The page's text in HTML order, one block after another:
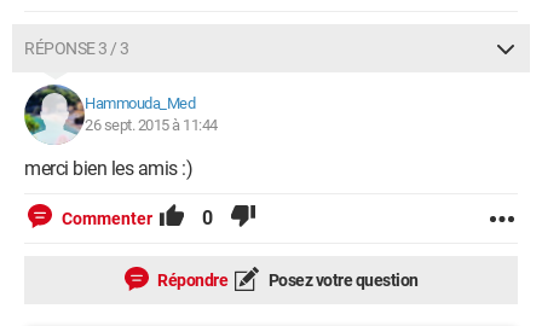
RÉPONSE 3 / 3
Hammouda_Med
26 sept. 2015 à 11:44
merci bien les amis :)
Commenter 0
Répondre Posez votre question